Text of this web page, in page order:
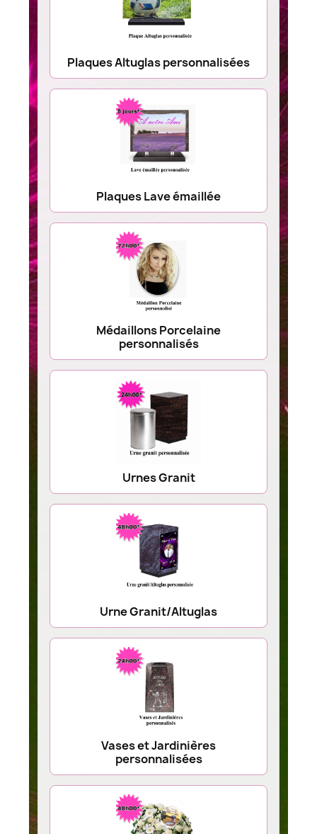
Plaques Altuglas personnalisées
Plaques Lave émaillée
Médaillons Porcelaine
personnalisés
Urnes Granit
Urne Granit/Altuglas
Vases et Jardinières
personnalisées